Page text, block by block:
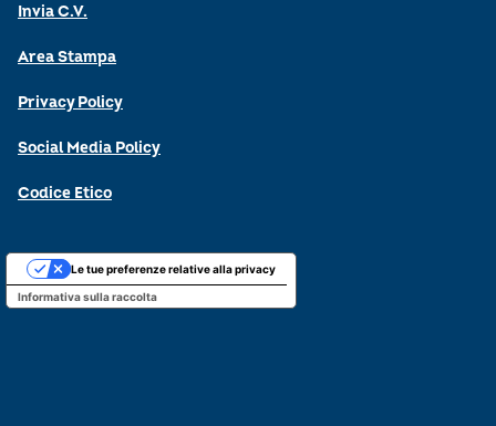
Invia C.V.
Area Stampa
Privacy Policy
Social Media Policy
Codice Etico
Informativa sulla raccolta
Le tue preferenze relative alla privacy